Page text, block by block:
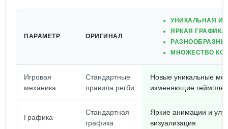
ПАРАМЕТР ОРИГИНАЛ
УНИКАЛЬНАЯ
ЯРКАЯ
МНОЖЕСТВО
Игровая
механика
Стандартные
правила регби
Новые уникальные
изменяющие геймплей
Графика
Стандартная
графика
Яркие анимации и
визуализация